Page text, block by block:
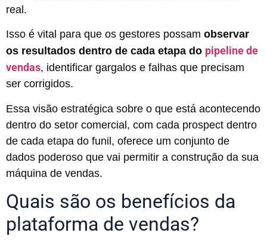
real.
Isso é vital para que os gestores possam observar
os resultados dentro de cada etapa do pipeline de
vendas, identificar gargalos e falhas que precisam
ser corrigidos.
Essa visão estratégica sobre o que está acontecendo
dentro do setor comercial, com cada prospect dentro
de cada etapa do funil, oferece um conjunto de
dados poderoso que vai permitir a construção da sua
máquina de vendas.
Quais são os benefícios da
plataforma de vendas?